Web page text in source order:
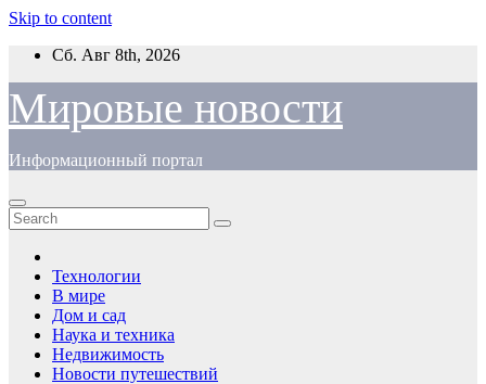
Skip to content
Сб. Авг 8th, 2026
Мировые новости
Информационный портал
Технологии
В мире
Дом и сад
Наука и техника
Недвижимость
Новости путешествий